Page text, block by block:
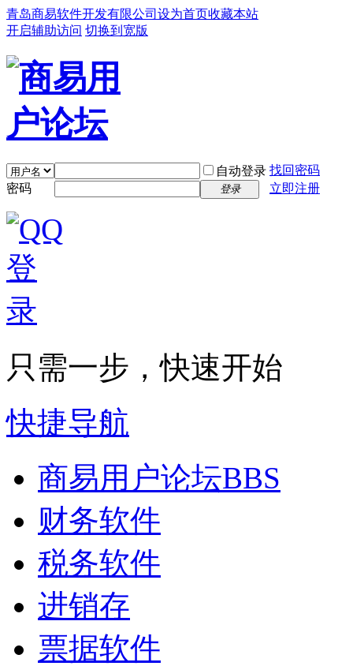
青岛商易软件开发有限公司 设为首页收藏本站
开启辅助访问 切换到宽版
自动登录 找回密码
密码
登录 立即注册
只需一步，快速开始
快捷导航
商易用户论坛BBS
财务软件
税务软件
进销存
票据软件